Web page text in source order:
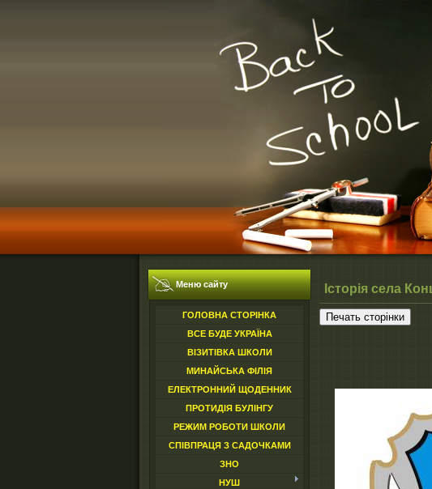
Меню сайту
ГОЛОВНА СТОРІНКА
ВСЕ БУДЕ УКРАЇНА
ВІЗИТІВКА ШКОЛИ
МИНАЙСЬКА ФІЛІЯ
ЕЛЕКТРОННИЙ ЩОДЕННИК
ПРОТИДІЯ БУЛІНГУ
РЕЖИМ РОБОТИ ШКОЛИ
СПІВПРАЦЯ З САДОЧКАМИ
ЗНО
НУШ
Історія села
Печать сторінки